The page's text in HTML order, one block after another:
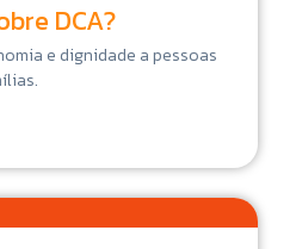
DCA?
e dignidade a pessoas